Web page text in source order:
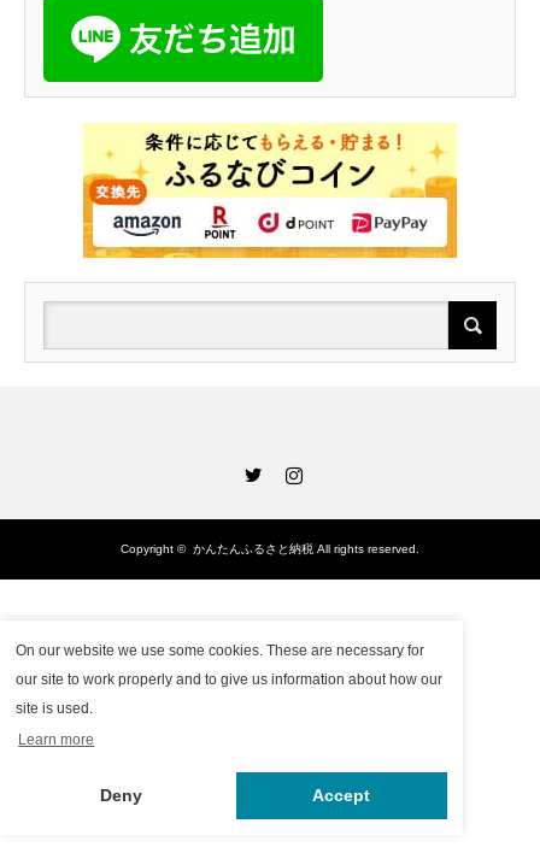
Copyright © かんたんふるさと納税 All rights reserved.
On our website we use some cookies. These are necessary for
our site to work properly and to give us information about how our
site is used.
Learn more
Deny Accept